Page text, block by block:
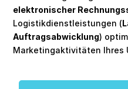
elektronischer
Logistikdienstleistungen (
Auftragsabwicklung)
Marketingaktivitäten Ihres